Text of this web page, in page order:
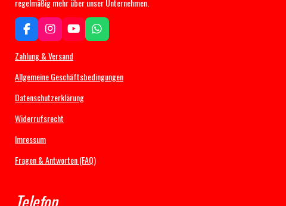
regelmäßig mehr über unser Unternehmen.
F
a
c
b
o
I
n
s
a
r
m
Y
o
u
u
e
W
h
s
Zahlung & Versand
Allgemeine Geschäftsbedingungen
Datenschutzerklärung
Widerrufsrecht
Imressum
Fragen & Antworten (FAQ)